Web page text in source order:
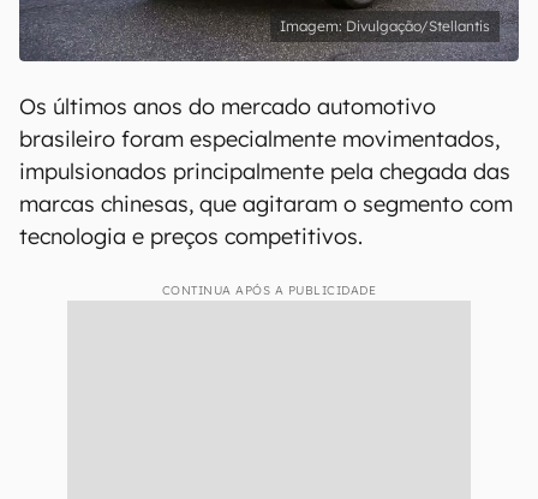
Divulgação/Stellantis
Os últimos anos do mercado automotivo
brasileiro foram especialmente movimentados,
impulsionados principalmente pela chegada das
marcas chinesas, que agitaram o segmento com
tecnologia e preços competitivos.
CONTINUA APÓS A PUBLICIDADE